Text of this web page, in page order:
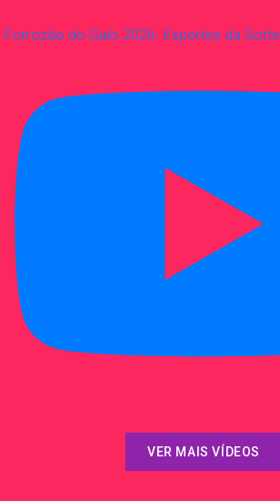
Forrozão do Galo 2026- Esportes da Sorte
VER MAIS VÍDEOS